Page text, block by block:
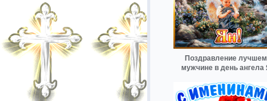
Поздравление
мужчине в день ангела